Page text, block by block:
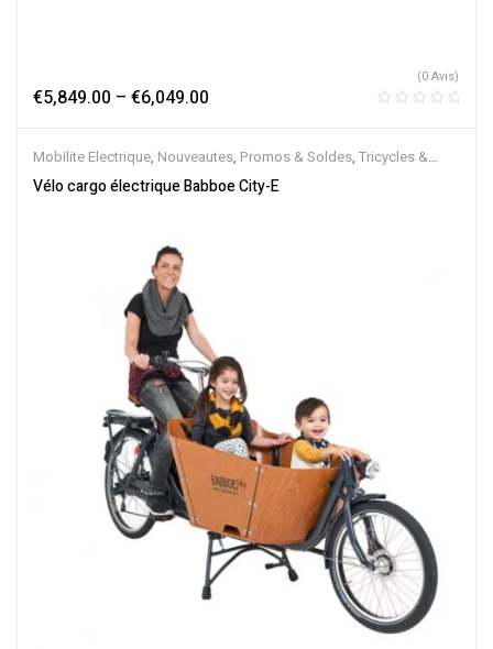
€5,849.00 – €6,049.00
(0 Avis)
Mobilite Electrique, Nouveautes, Promos & Soldes, Tricycles &
Cargos,Vélo électrique ville,Velos Electriques
Vélo cargo électrique Babboe City-E